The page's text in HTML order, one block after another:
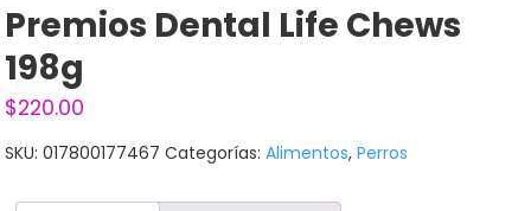
Premios Dental Life Chews
198g
$220.00
SKU:017800177467 Categorías:Alimentos,Perros